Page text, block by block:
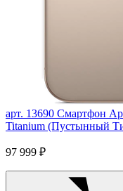
арт. 13690 Смартфон
Titanium (Пустынный
97 999 ₽